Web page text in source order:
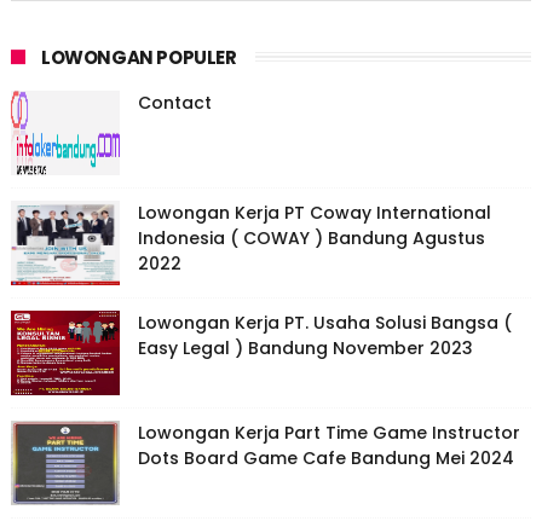
LOWONGAN POPULER
Contact
Lowongan Kerja PT Coway International
Indonesia ( COWAY ) Bandung Agustus
2022
Lowongan Kerja PT. Usaha Solusi Bangsa (
Easy Legal ) Bandung November 2023
Lowongan Kerja Part Time Game Instructor
Dots Board Game Cafe Bandung Mei 2024